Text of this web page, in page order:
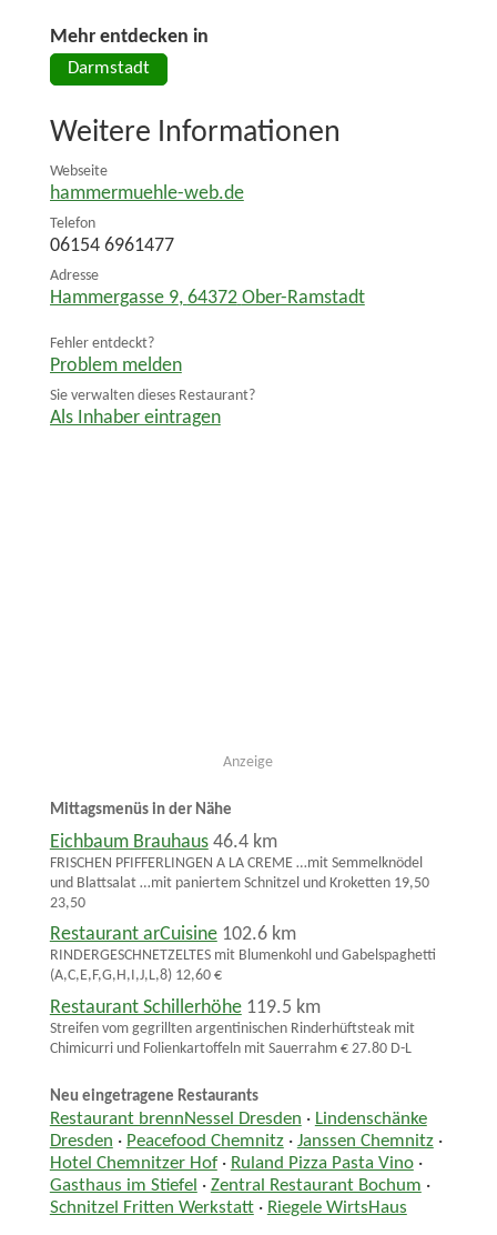
Mehr entdecken in
Darmstadt
Weitere Informationen
Webseite
hammermuehle-web.de
Telefon
06154 6961477
Adresse
Hammergasse 9, 64372 Ober-Ramstadt
Fehler entdeckt?
Problem melden
Sie verwalten dieses Restaurant?
Als Inhaber eintragen
Anzeige
Mittagsmenüs in der Nähe
Eichbaum Brauhaus 46.4 km
FRISCHEN PFIFFERLINGEN A LA CREME …mit Semmelknödel
und Blattsalat …mit paniertem Schnitzel und Kroketten 19,50
23,50
Restaurant arCuisine 102.6 km
RINDERGESCHNETZELTES mit Blumenkohl und Gabelspaghetti
(A,C,E,F,G,H,I,J,L,8) 12,60 €
Restaurant Schillerhöhe 119.5 km
Streifen vom gegrillten argentinischen Rinderhüftsteak mit
Chimicurri und Folienkartoffeln mit Sauerrahm € 27.80 D-L
Neu eingetragene Restaurants
Restaurant brennNessel Dresden · Lindenschänke
Dresden · Peacefood Chemnitz· Janssen Chemnitz·
Hotel Chemnitzer Hof· Ruland Pizza Pasta Vino·
Gasthaus im Stiefel · Zentral Restaurant Bochum ·
Schnitzel Fritten Werkstatt· Riegele WirtsHaus